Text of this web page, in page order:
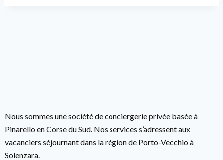
Nous sommes une société de conciergerie privée basée à
Pinarello en Corse du Sud. Nos services s’adressent aux
vacanciers séjournant dans la région de Porto-Vecchio à
Solenzara.